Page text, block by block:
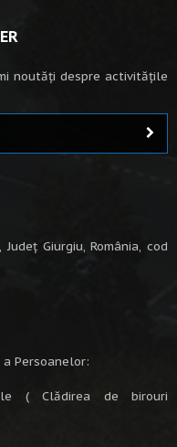
noutăți despre activitățile
Giurgiu, România, cod
Persoanelor:
( Clădirea de birouri